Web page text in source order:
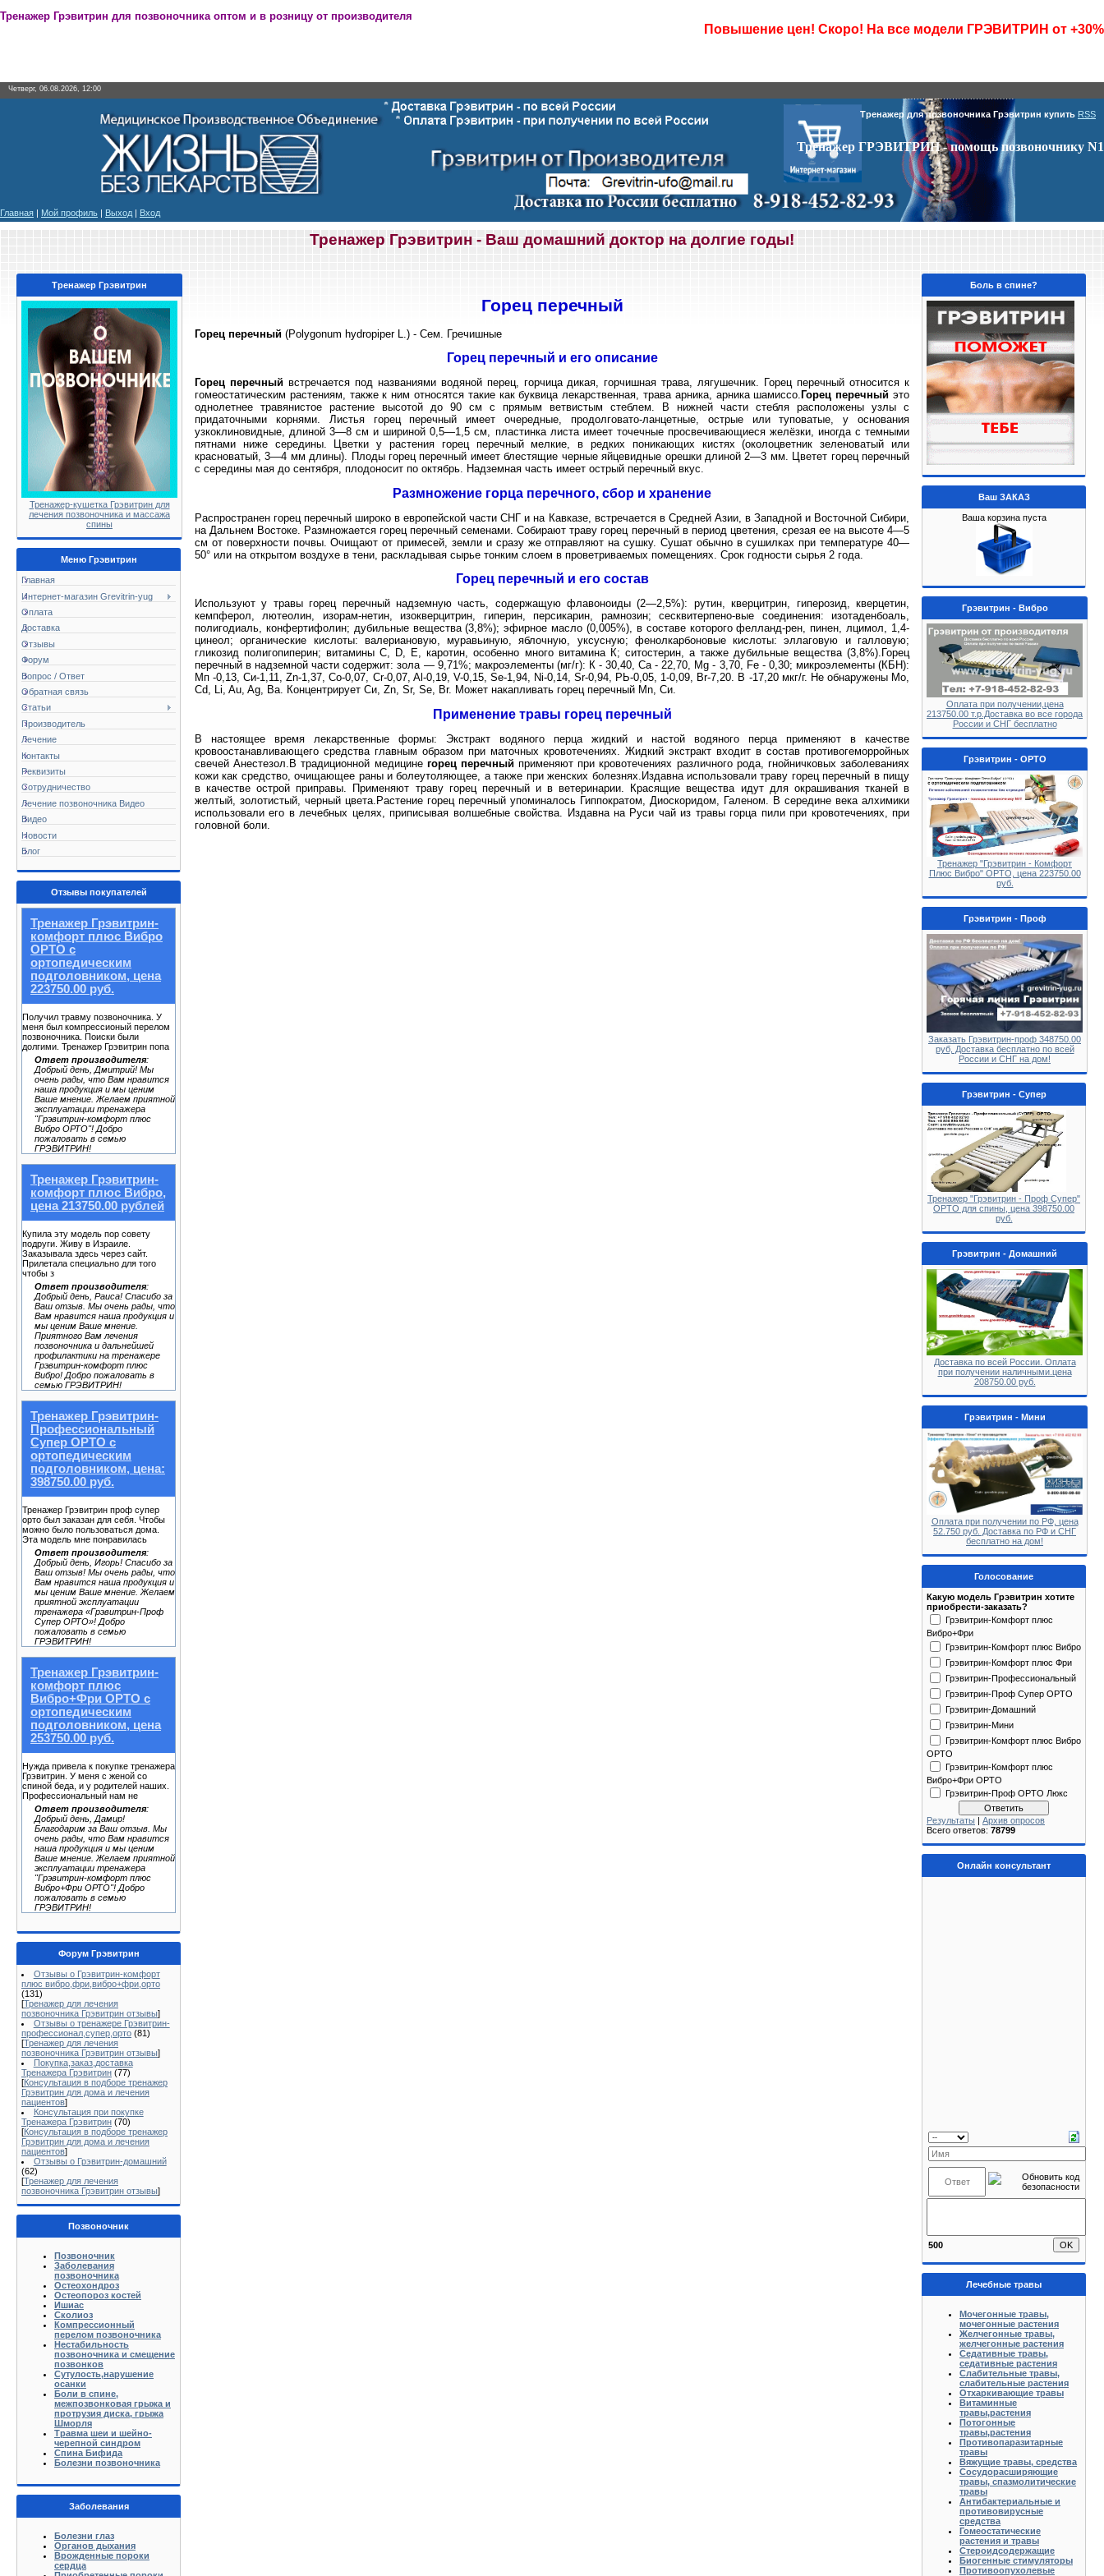
Тренажер Грэвитрин для позвоночника оптом и в розницу от производителя
Повышение цен! Скоро! На все модели ГРЭВИТРИН от +30%
Четверг, 06.08.2026, 12:00
Тренажер для позвоночника Грэвитрин купить RSS
Тренажер ГРЭВИТРИН - помощь позвоночнику N1
Главная | Мой профиль | Выход | Вход
Тренажер Грэвитрин - Ваш домашний доктор на долгие годы!
Тренажер Грэвитрин
Тренажер-кушетка Грэвитрин для
лечения позвоночника и массажа
спины
Меню Грэвитрин
Главная
Интернет-магазин Grevitrin-yug
Оплата
Доставка
Отзывы
Форум
Вопрос / Ответ
Обратная связь
Статьи
Производитель
Лечение
Контакты
Реквизиты
Сотрудничество
Лечение позвоночника Видео
Видео
Новости
Блог
Отзывы покупателей
Тренажер Грэвитрин-
комфорт плюс Вибро
ОРТО с
ортопедическим
подголовником, цена
223750.00 руб.
Получил травму позвоночника. У
меня был компрессионый перелом
позвоночника. Поиски были
долгими. Тренажер Грэвитрин попа
Ответ производителя:
Добрый день, Дмитрий! Мы
очень рады, что Вам нравится
наша продукция и мы ценим
Ваше мнение. Желаем приятной
эксплуатации тренажера
"Грэвитрин-комфорт плюс
Вибро ОРТО"! Добро
пожаловать в семью
ГРЭВИТРИН!
Тренажер Грэвитрин-
комфорт плюс Вибро,
цена 213750.00 рублей
Купила эту модель пор совету
подруги. Живу в Израиле.
Заказывала здесь через сайт.
Прилетала специально для того
чтобы з
Ответ производителя:
Добрый день, Раиса! Спасибо за
Ваш отзыв. Мы очень рады, что
Вам нравится наша продукция и
мы ценим Ваше мнение.
Приятного Вам лечения
позвоночника и дальнейшей
профилактики на тренажере
Грэвитрин-комфорт плюс
Вибро! Добро пожаловать в
семью ГРЭВИТРИН!
Тренажер Грэвитрин-
Профессиональный
Супер ОРТО с
ортопедическим
подголовником, цена:
398750.00 руб.
Тренажер Грэвитрин проф супер
орто был заказан для себя. Чтобы
можно было пользоваться дома.
Эта модель мне понравилась
Ответ производителя:
Добрый день, Игорь! Спасибо за
Ваш отзыв! Мы очень рады, что
Вам нравится наша продукция и
мы ценим Ваше мнение. Желаем
приятной эксплуатации
тренажера «Грэвитрин-Проф
Супер ОРТО»! Добро
пожаловать в семью
ГРЭВИТРИН!
Тренажер Грэвитрин-
комфорт плюс
Вибро+Фри ОРТО с
ортопедическим
подголовником, цена
253750.00 руб.
Нужда привела к покупке тренажера
Грэвитрин. У меня с женой со
спиной беда, и у родителей наших.
Профессиональный нам не
Ответ производителя:
Добрый день, Дамир!
Благодарим за Ваш отзыв. Мы
очень рады, что Вам нравится
наша продукция и мы ценим
Ваше мнение. Желаем приятной
эксплуатации тренажера
"Грэвитрин-комфорт плюс
Вибро+Фри ОРТО"! Добро
пожаловать в семью
ГРЭВИТРИН!
Форум Грэвитрин
Отзывы о Грэвитрин-комфорт
плюс вибро,фри,вибро+фри,орто
(131)
[Тренажер для лечения
позвоночника Грэвитрин отзывы]
Отзывы о тренажере Грэвитрин-
профессионал,супер,орто (81)
[Тренажер для лечения
позвоночника Грэвитрин отзывы]
Покупка,заказ,доставка
Тренажера Грэвитрин (77)
[Консультация в подборе тренажер
Грэвитрин для дома и лечения
пациентов]
Консультация при покупке
Тренажера Грэвитрин (70)
[Консультация в подборе тренажер
Грэвитрин для дома и лечения
пациентов]
Отзывы о Грэвитрин-домашний
(62)
[Тренажер для лечения
позвоночника Грэвитрин отзывы]
Позвоночник
Позвоночник
Заболевания
позвоночника
Остеохондроз
Остеопороз костей
Ишиас
Сколиоз
Компрессионный
перелом позвоночника
Нестабильность
позвоночника и смещение
позвонков
Сутулость,нарушение
осанки
Боли в спине,
межпозвонковая грыжа и
протрузия диска, грыжа
Шморля
Травма шеи и шейно-
черепной синдром
Спина Бифида
Болезни позвоночника
Заболевания
Болезни глаз
Органов дыхания
Врожденные пороки
сердца
Горец перечный
Горец перечный (Polygonum hydropiper L.) - Сем. Гречишные
Горец перечный и его описание
Горец перечныйвстречается под названиями водяной перец, горчица дикая, горчишная трава, лягушечник. Горец перечный относится к
гомеостатическим растениям, также к ним относятся такие как буквица лекарственная, трава арника, арника шамиссо. Горец перечный это
однолетнее травянистое растение высотой до 90 см с прямым ветвистым стеблем. В нижней части стебля расположены узлы с
придаточными корнями. Листья горец перечный имеет очередные, продолговато-ланцетные, острые или туповатые, у основания
узкоклиновидные, длиной 3—8 см и шириной 0,5—1,5 см, пластинка листа имеет точечные просвечивающиеся желёзки, иногда с темными
пятнами ниже середины. Цветки у растения горец перечный мелкие, в редких поникающих кистях (околоцветник зеленоватый или
красноватый, 3—4 мм длины). Плоды горец перечный имеет блестящие черные яйцевидные орешки длиной 2—3 мм. Цветет горец перечный
с середины мая до сентября, плодоносит по октябрь. Надземная часть имеет острый перечный вкус.
Размножение горца перечного, сбор и хранение
Распространен горец перечный широко в европейской части СНГ и на Кавказе, встречается в Средней Азии, в Западной и Восточной Сибири,
на Дальнем Востоке. Размножается горец перечный семенами. Собирают траву горец перечный в период цветения, срезая ее на высоте 4—5
см от поверхности почвы. Очищают от примесей, земли и сразу же отправляют на сушку. Сушат обычно в сушилках при температуре 40—
50° или на открытом воздухе в тени, раскладывая сырье тонким слоем в проветриваемых помещениях. Срок годности сырья 2 года.
Горец перечный и его состав
Используют у травы горец перечный надземную часть, содержащую флавоноиды (2—2,5%): рутин, кверцитрин, гиперозид, кверцетин,
кемпферол, лютеолин, изорам-нетин, изокверцитрин, гиперин, персикарин, рамнозин; сесквитерпено-вые соединения: изотаденбоаль,
полигодиаль, конфертифолин; дубильные вещества (3,8%); эфирное масло (0,005%), в составе которого фелланд-рен, пинен, лцимол, 1,4-
цинеол; органические кислоты: валериановую, муравьиную, яблочную, уксусную; фенолкарбоновые кислоты: эллаговую и галловую;
гликозид полигопиперин; витамины С, D, Е, каротин, особенно много витамина К; ситостерин, а также дубильные вещества (3,8%).Горец
перечный в надземной части содержит: зола — 9,71%; макроэлементы (мг/г): К - 30,40, Са - 22,70, Mg - 3,70, Fe - 0,30; микроэлементы (КБН):
Мп -0,13, Си-1,11, Zn-1,37, Со-0,07, Cr-0,07, Al-0,19, V-0,15, Se-1,94, Ni-0,14, Sr-0,94, РЬ-0,05, 1-0,09, Br-7,20. В -17,20 мкг/г. He обнаружены Mo,
Cd, Li, Au, Ag, Ba. Концентрирует Си, Zn, Sr, Se, Br. Может накапливать горец перечный Mn, Си.
Применение травы горец перечный
В настоящее время лекарственные формы: Экстракт водяного перца жидкий и настой водяного перца применяют в качестве
кровоостанавливающего средства главным образом при маточных кровотечениях. Жидкий экстракт входит в состав противогеморройных
свечей Анестезол.В традиционной медицине горец перечныйприменяют при кровотечениях различного рода, гнойничковых заболеваниях
кожи как средство, очищающее раны и болеутоляющее, а также при женских болезнях.Издавна использовали траву горец перечный в пищу
в качестве острой приправы. Применяют траву горец перечный и в ветеринарии. Красящие вещества идут для окрашивания тканей в
желтый, золотистый, черный цвета.Растение горец перечный упоминалось Гиппократом, Диоскоридом, Галеном. В середине века алхимики
использовали его в лечебных целях, приписывая волшебные свойства. Издавна на Руси чай из травы горца пили при кровотечениях, при
головной боли.
Боль в спине?
Ваш ЗАКАЗ
Ваша корзина пуста
Грэвитрин - Вибро
Оплата при получении,цена
213750.00 т.р.Доставка во все города
России и СНГ бесплатно
Грэвитрин - ОРТО
Тренажер "Грэвитрин - Комфорт
Плюс Вибро" ОРТО, цена 223750.00
руб.
Грэвитрин - Проф
Заказать Грэвитрин-проф 348750.00
руб, Доставка бесплатно по всей
России и СНГ на дом!
Грэвитрин - Супер
Тренажер "Грэвитрин - Проф Супер"
ОРТО для спины, цена 398750.00
руб.
Грэвитрин - Домашний
Доставка по всей России. Оплата
при получении наличными.цена
208750.00 руб.
Грэвитрин - Мини
Оплата при получении по РФ, цена
52.750 руб. Доставка по РФ и СНГ
бесплатно на дом!
Голосование
Какую модель Грэвитрин хотите
приобрести-заказать?
Грэвитрин-Комфорт плюс
Вибро+Фри
Грэвитрин-Комфорт плюс Вибро
Грэвитрин-Комфорт плюс Фри
Грэвитрин-Профессиональный
Грэвитрин-Проф Супер ОРТО
Грэвитрин-Домашний
Грэвитрин-Мини
Грэвитрин-Комфорт плюс Вибро
ОРТО
Грэвитрин-Комфорт плюс
Вибро+Фри ОРТО
Грэвитрин-Проф ОРТО Люкс
Результаты | Архив опросов
Всего ответов: 78799
Онлайн консультант
500
Лечебные травы
Мочегонные травы,
мочегонные растения
Желчегонные травы,
желчегонные растения
Седативные травы,
седативные растения
Слабительные травы,
слабительные растения
Отхаркивающие травы
Витаминные
травы,растения
Потогонные
травы,растения
Противопаразитарные
травы
Вяжущие травы, средства
Сосудорасширяющие
травы, спазмолитические
травы
Антибактериальные и
противовирусные
средства
Гомеостатические
растения и травы
Стероидсодержащие
Биогенные стимуляторы
Противоопухолевые